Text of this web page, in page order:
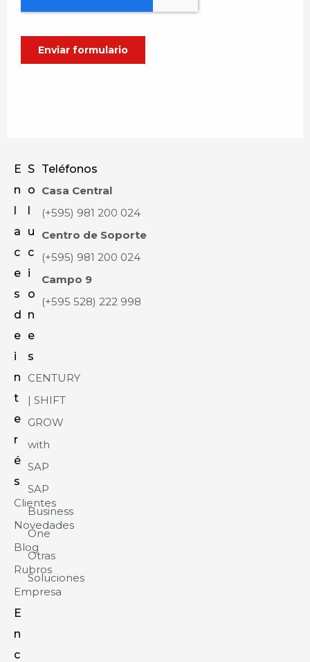
E
n
a
c
e
s
d
e
i
n
t
e
r
é
s
Clientes
Novedades
Blog
Rubros
Empresa
E
n
c
S
o
u
c
i
o
n
e
s
CENTURY
| SHIFT
GROW
with
SAP
SAP
Business
One
Otras
Soluciones
Teléfonos
Casa Central
(+595) 981 200 024
Centro de Soporte
(+595) 981 200 024
Campo 9
(+595 528) 222 998